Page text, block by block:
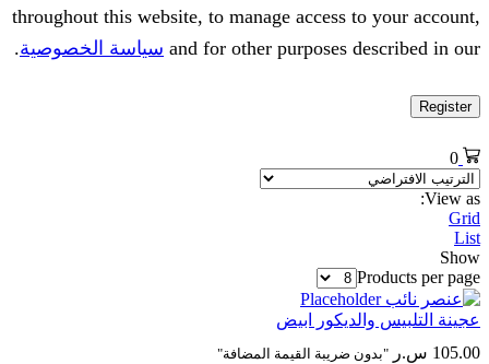
throughout this website, to manage access to your account,
and for other purposes described in our سياسة الخصوصية.
Register
0
View as:
Grid
List
Show
Products per page
عجينة التلبيس والديكور ابيض
105.00 س.ر "بدون ضريبة القيمة المضافة"